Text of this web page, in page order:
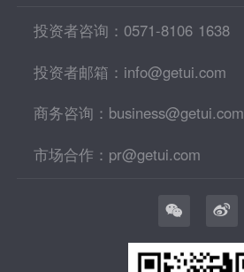
投资者咨询：0571-8106 1638
投资者邮箱：info@getui.com
商务咨询：business@getui.com
市场合作：pr@getui.com